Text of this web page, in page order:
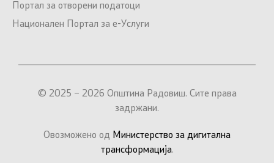
Портал за отворени податоци
Национален Портал за е-Услуги
© 2025 – 2026 Општина Радовиш. Сите права
задржани.
Овозможено од Министерство за дигитална
трансформација.